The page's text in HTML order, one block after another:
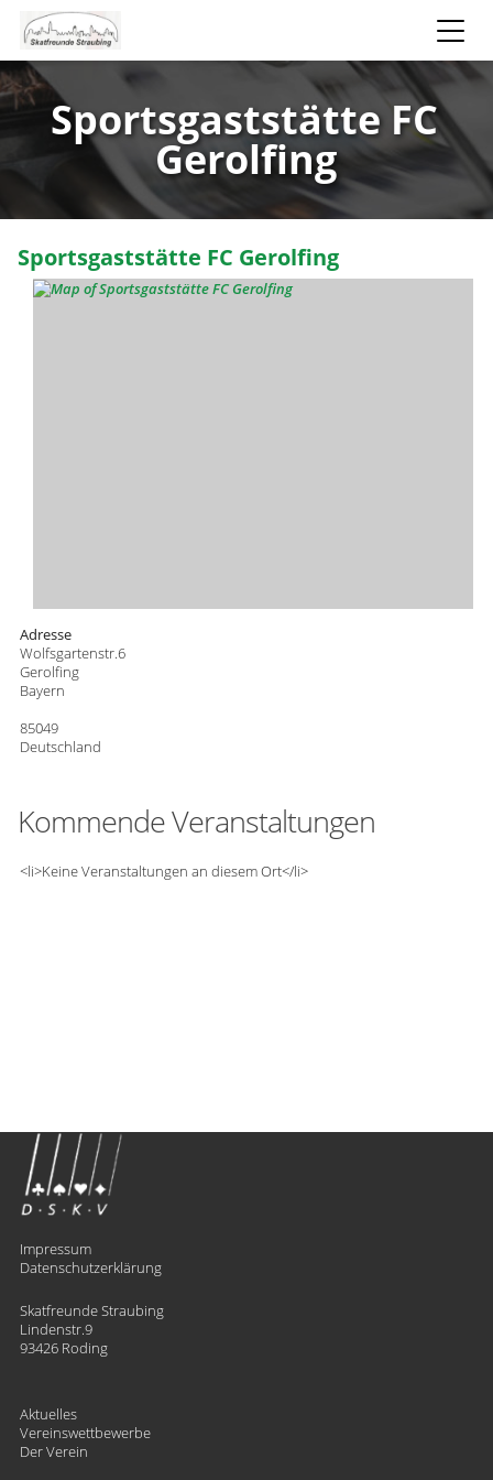
Sportsgaststätte FC
Gerolfing
Sportsgaststätte FC Gerolfing
Adresse
Wolfsgartenstr.6
Gerolfing
Bayern
85049
Deutschland
Kommende Veranstaltungen
<li>Keine Veranstaltungen an diesem Ort</li>
Impressum
Datenschutzerklärung
Skatfreunde Straubing
Lindenstr.9
93426 Roding
Aktuelles
Vereinswettbewerbe
Der Verein